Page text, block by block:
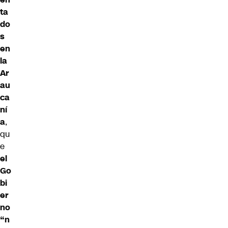
ta
do
s
en
la
Ar
au
ca
ní
a,
qu
e
el
Go
bi
er
no
“n